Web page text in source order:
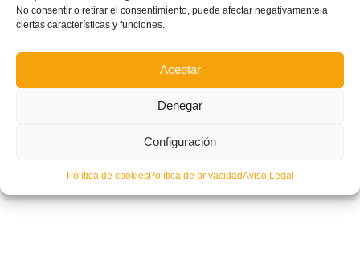
No consentir o retirar el consentimiento, puede afectar negativamente a
ciertas características y funciones.
Aceptar
Denegar
Configuración
Política de cookiesPolítica de privacidadAviso Legal